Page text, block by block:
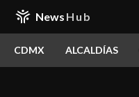
News Hub
CDMX ALCALDÍAS